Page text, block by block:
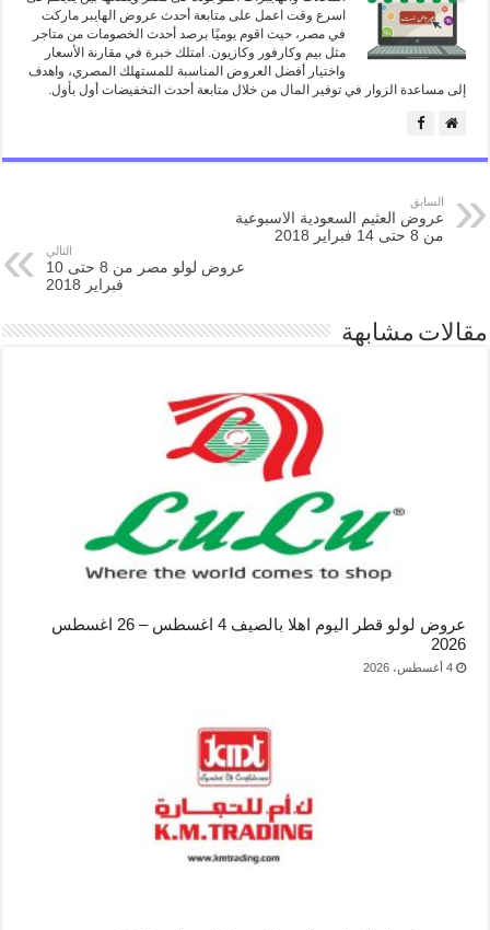
اسرع وقت اعمل على متابعة أحدث عروض الهايبر ماركت
في مصر، حيث اقوم يوميًا برصد أحدث الخصومات من متاجر
مثل بيم وكارفور وكازيون. امتلك خبرة في مقارنة الأسعار
واختيار أفضل العروض المناسبة للمستهلك المصري، واهدف
إلى مساعدة الزوار في توفير المال من خلال متابعة أحدث التخفيضات أول بأول.
السابق
عروض العثيم السعودية الاسبوعية
من 8 حتى 14 فبراير 2018
التالي
عروض لولو مصر من 8 حتى 10
فبراير 2018
مقالات مشابهة
عروض لولو قطر اليوم اهلا بالصيف 4 اغسطس – 26 اغسطس
2026
4 أغسطس، 2026